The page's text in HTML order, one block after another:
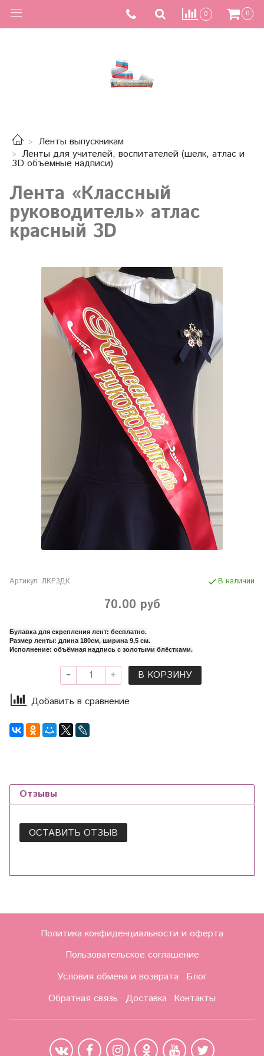
0 0
Ленты выпускникам
Ленты для учителей, воспитателей (шелк, атлас и
3D объемные надписи)
Лента «Классный
руководитель» атлас
красный 3D
Артикул: ЛКР3ДК В наличии
70.00 руб
Булавка для скрепления лент: бесплатно.
Размер ленты: длина 180см, ширина 9,5 см.
Исполнение: объёмная надпись с золотыми блёстками.
В КОРЗИНУ
Добавить в сравнение
Отзывы
ОСТАВИТЬ ОТЗЫВ
Политика конфиденциальности и оферта
Пользовательское соглашение
Условия обмена и возврата
Блог
Обратная связь
Доставка Контакты